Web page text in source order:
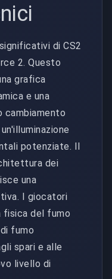
di CS2
2. Questo
grafica
e una
cambiamento
potenziate. Il
dei
una
I giocatori
fisica del fumo
fumo
spari e alle
livello di